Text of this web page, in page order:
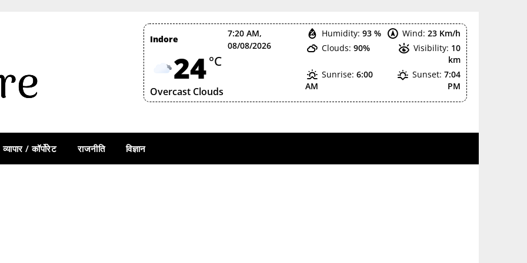
Indore
7:20 AM,
08/08/2026
24°C
Overcast Clouds
Humidity: 93 % Wind: 23 Km/h
Clouds: 90% Visibility: 10
km
Sunrise: 6:00
AM
Sunset: 7:04
PM
व्यापार / कॉर्पोरेट राजनीति विज्ञान